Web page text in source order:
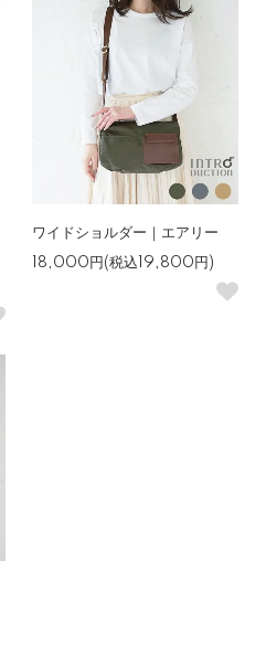
ワイドショルダー｜エアリー
18,000円(税込19,800円)